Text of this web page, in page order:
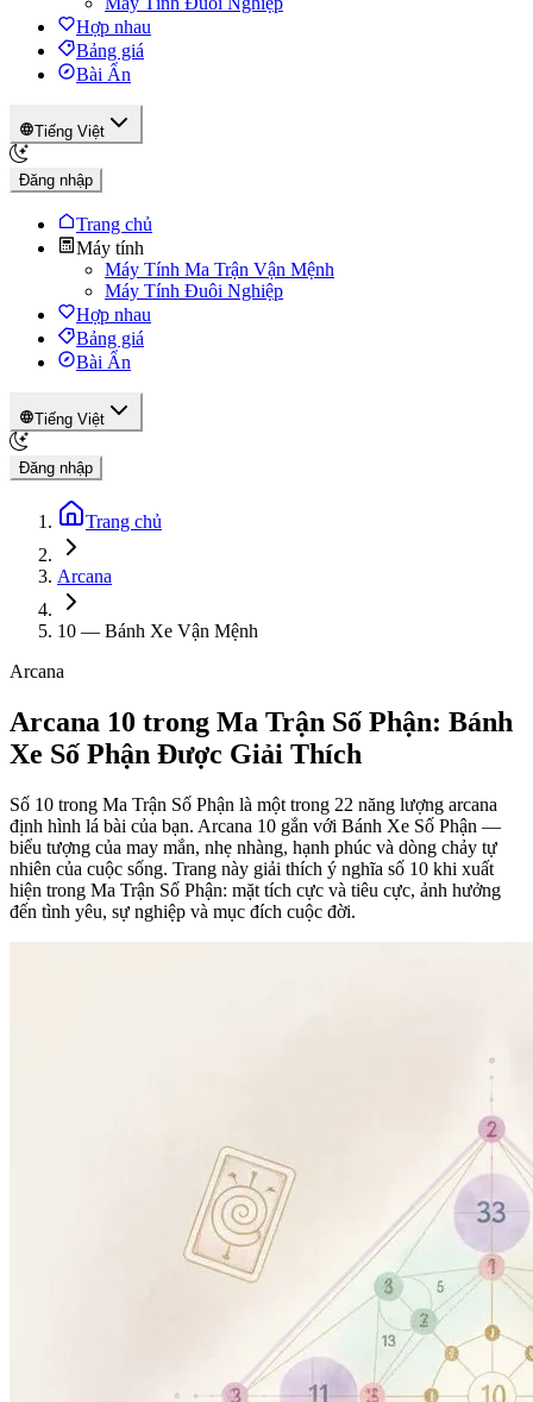
Hợp nhau
Bảng giá
Bài Ẩn
Tiếng Việt
Đăng nhập
Trang chủ
Máy tính
Máy Tính Ma Trận Vận Mệnh
Máy Tính Đuôi Nghiệp
Hợp nhau
Bảng giá
Bài Ẩn
Tiếng Việt
Đăng nhập
Trang chủ
Arcana
10 — Bánh Xe Vận Mệnh
Arcana
Arcana 10 trong Ma Trận Số Phận: Bánh
Xe Số Phận Được Giải Thích
Số 10 trong Ma Trận Số Phận là một trong 22 năng lượng arcana
định hình lá bài của bạn. Arcana 10 gắn với Bánh Xe Số Phận —
biểu tượng của may mắn, nhẹ nhàng, hạnh phúc và dòng chảy tự
nhiên của cuộc sống. Trang này giải thích ý nghĩa số 10 khi xuất
hiện trong Ma Trận Số Phận: mặt tích cực và tiêu cực, ảnh hưởng
đến tình yêu, sự nghiệp và mục đích cuộc đời.